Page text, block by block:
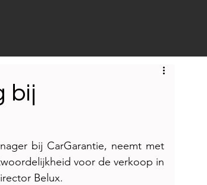
bij
bij CarGarantie, neemt met
voor de verkoop in
Belux.